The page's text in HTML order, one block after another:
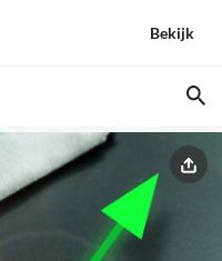
Bekijk